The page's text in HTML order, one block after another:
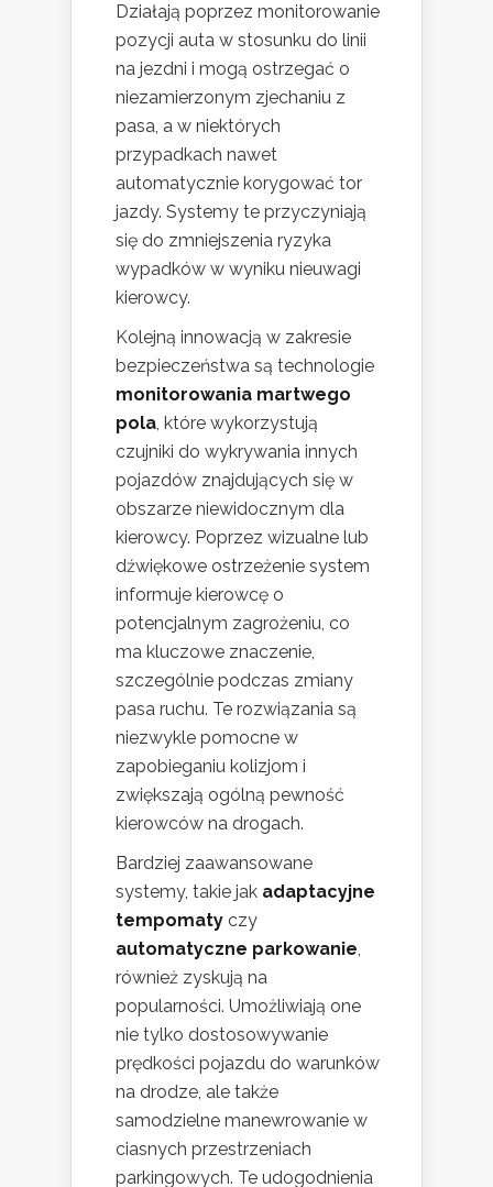
Działają poprzez monitorowanie
pozycji auta w stosunku do linii
na jezdni i mogą ostrzegać o
niezamierzonym zjechaniu z
pasa, a w niektórych
przypadkach nawet
automatycznie korygować tor
jazdy. Systemy te przyczyniają
się do zmniejszenia ryzyka
wypadków w wyniku nieuwagi
kierowcy.
Kolejną innowacją w zakresie
bezpieczeństwa są technologie
monitorowania martwego
pola, które wykorzystują
czujniki do wykrywania innych
pojazdów znajdujących się w
obszarze niewidocznym dla
kierowcy. Poprzez wizualne lub
dźwiękowe ostrzeżenie system
informuje kierowcę o
potencjalnym zagrożeniu, co
ma kluczowe znaczenie,
szczególnie podczas zmiany
pasa ruchu. Te rozwiązania są
niezwykle pomocne w
zapobieganiu kolizjom i
zwiększają ogólną pewność
kierowców na drogach.
Bardziej zaawansowane
systemy, takie jak adaptacyjne
tempomaty czy
automatyczne parkowanie,
również zyskują na
popularności. Umożliwiają one
nie tylko dostosowywanie
prędkości pojazdu do warunków
na drodze, ale także
samodzielne manewrowanie w
ciasnych przestrzeniach
parkingowych. Te udogodnienia